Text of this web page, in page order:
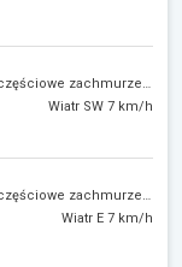
częściowe zachmurzenie
Wiatr SW 7 km/h
częściowe zachmurzenie
Wiatr E 7 km/h